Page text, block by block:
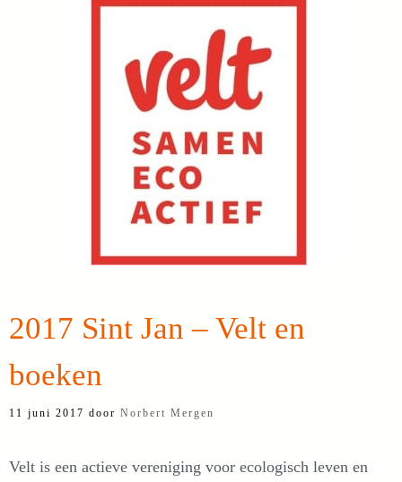
2017 Sint Jan – Velt en
boeken
11 juni 2017 door Norbert Mergen
Velt is een actieve vereniging voor ecologisch leven en